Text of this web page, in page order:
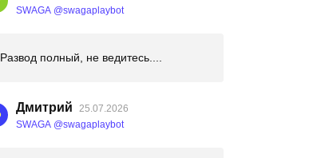
SWAGA @swagaplaybot
Развод полный, не ведитесь....
Дмитрий
25.07.2026
SWAGA @swagaplaybot